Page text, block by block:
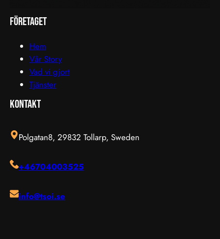
företaget
Hem
Vår Story
Vad vi gjort
Tjänster
Kontakt
Polgatan8, 29832 Tollarp, Sweden
+46704003525
info@tsoi.se